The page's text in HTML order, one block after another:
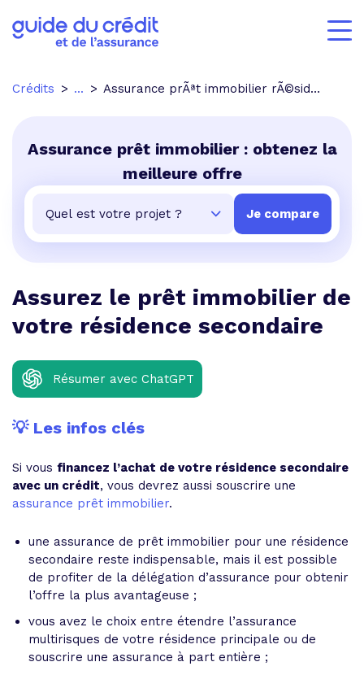
Crédits ... Assurance prÃªt immobilier rÃ©sidence secondaire
Assurance prêt immobilier : obtenez la
meilleure offre
Assurez le prêt immobilier de
votre résidence secondaire
Résumer avec ChatGPT
💡 Les infos clés
Si vous financez l’achat de votre résidence secondaire
avec un crédit, vous devrez aussi souscrire une
assurance prêt immobilier.
une assurance de prêt immobilier pour une résidence
secondaire reste indispensable, mais il est possible
de profiter de la délégation d’assurance pour obtenir
l’offre la plus avantageuse ;
vous avez le choix entre étendre l’assurance
multirisques de votre résidence principale ou de
souscrire une assurance à part entière ;